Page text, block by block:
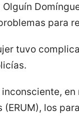
para
tuvo
(ERUM), los